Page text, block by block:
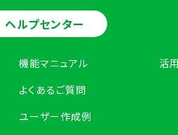
ヘルプセンター
機能マニュアル
よくあるご質問
ユーザー作成例
活